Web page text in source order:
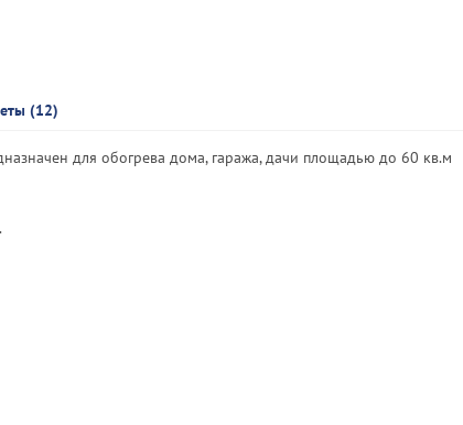
(12)
для обогрева дома, гаража, дачи площадью до 60 кв.м